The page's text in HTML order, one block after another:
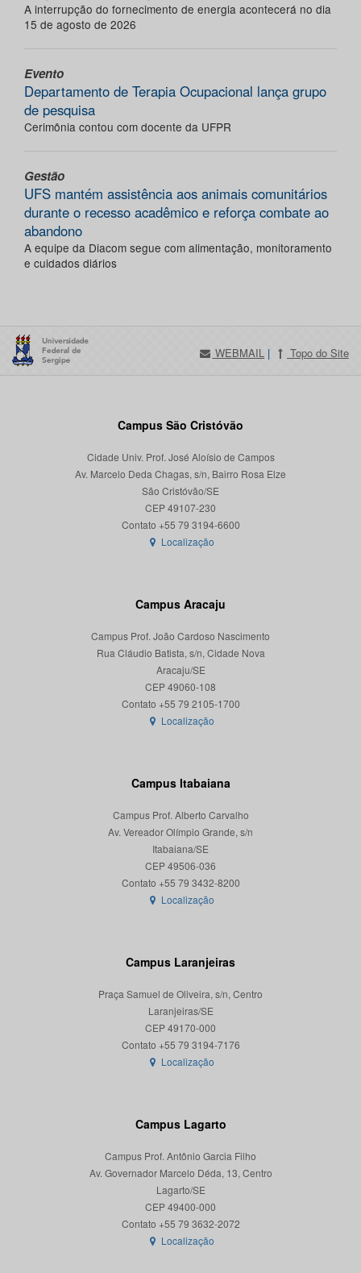
A interrupção do fornecimento de energia acontecerá no dia
15 de agosto de 2026
Evento
Departamento de Terapia Ocupacional lança grupo
de pesquisa
Cerimônia contou com docente da UFPR
Gestão
UFS mantém assistência aos animais comunitários
durante o recesso acadêmico e reforça combate ao
abandono
A equipe da Diacom segue com alimentação, monitoramento
e cuidados diários
WEBMAIL | Topo do Site
Campus São Cristóvão
Cidade Univ. Prof. José Aloísio de Campos
Av. Marcelo Deda Chagas, s/n, Bairro Rosa Elze
São Cristóvão/SE
CEP 49107-230
Localização
Campus Aracaju
Campus Prof. João Cardoso Nascimento
Rua Cláudio Batista, s/n, Cidade Nova
Aracaju/SE
CEP 49060-108
Localização
Campus Itabaiana
Campus Prof. Alberto Carvalho
Av. Vereador Olímpio Grande, s/n
Itabaiana/SE
CEP 49506-036
Localização
Campus Laranjeiras
Praça Samuel de Oliveira, s/n, Centro
Laranjeiras/SE
CEP 49170-000
Localização
Campus Lagarto
Campus Prof. Antônio Garcia Filho
Av. Governador Marcelo Déda, 13, Centro
Lagarto/SE
CEP 49400-000
Localização